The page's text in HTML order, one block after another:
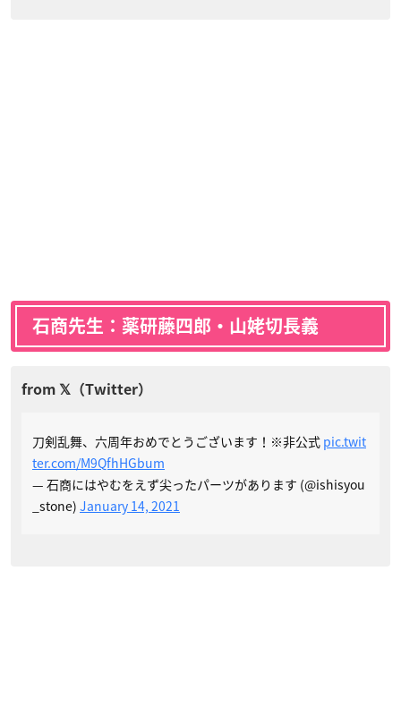
石商先生：薬研藤四郎・山姥切長義
刀剣乱舞、六周年おめでとうございます！※非公式 pic.twit
ter.com/M9QfhHGbum
— 石商にはやむをえず尖ったパーツがあります (@ishisyou
_stone) January 14, 2021